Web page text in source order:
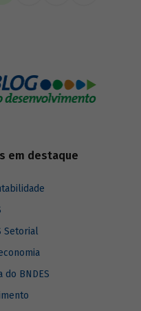
em destaque
Setorial
do BNDES